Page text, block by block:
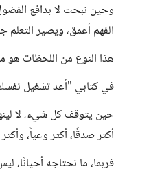
وحين نبحث لا بدافع
الفهم أعمق، ويصير التعلم
هذا النوع من اللحظات هو
في كتابي "أعد تشغيل
حين يتوقف كل شيء، لا
أكثر صدقًا، أكثر وعياً،
فربما، ما نحتاجه